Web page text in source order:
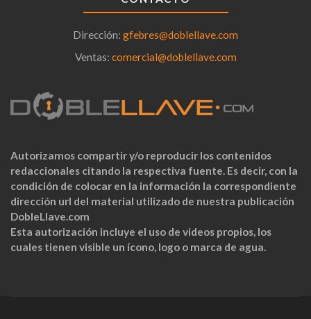
Dirección: gfebres@doblellave.com
Ventas: comercial@doblellave.com
Autorizamos compartir y/o reproducir los contenidos
redaccionales citando la respectiva fuente. Es decir, con la
condición de colocar en la información la correspondiente
dirección url del material utilizado de nuestra publicación
DobleLlave.com
Esta autorización incluye el uso de videos propios, los
cuales tienen visible un ícono, logo o marca de agua.